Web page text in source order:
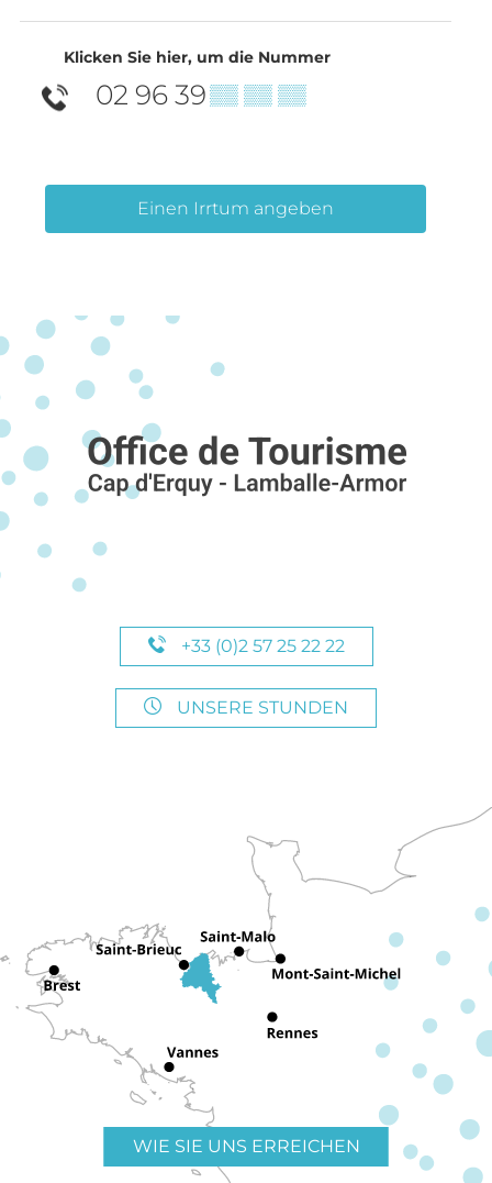
Klicken Sie hier, um die Nummer
02 96 39▒▒ ▒▒ ▒▒
Einen Irrtum angeben
+33 (0)2 57 25 22 22
UNSERE STUNDEN
WIE SIE UNS ERREICHEN